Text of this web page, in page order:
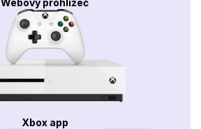
Webový prohlížeč
Xbox app